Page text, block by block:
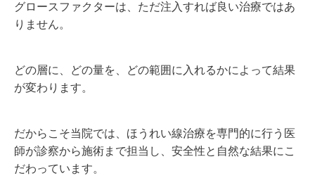
グロースファクターは、ただ注入すれば良い治療ではあ
りません。
どの層に、どの量を、どの範囲に入れるかによって結果
が変わります。
だからこそ当院では、ほうれい線治療を専門的に行う医
師が診察から施術まで担当し、安全性と自然な結果にこ
だわっています。